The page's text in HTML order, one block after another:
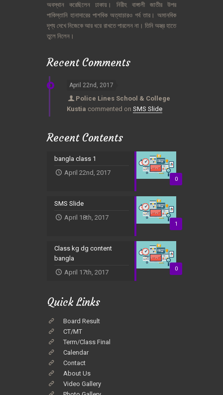
অবস্থান
করেছিলেন ঢাকায়। নিরীহ বাঙ্গালী জাতীর
উপর
পাকিস্তানি হানাদারের পাশবিক অত্যাচারও গর্ব তার। অমানবিক
দৃশ্য দেখে নিজেকে আর ধরে রাখতে পারলেন না। তিনি অস্ত্র হাতে
তুলে নিলেন।
Recent Comments
April 22nd, 2017
Police Lines School & College
Kustia commented on SMS Slide
Recent Contents
0
bangla class 1
April 22nd, 2017
1
SMS Slide
April 18th, 2017
0
Class kg dg content
bangla
April 17th, 2017
Quick Links
Board Result
CT/MT
Term/Class Final
Calendar
Contact
About Us
Video Gallery